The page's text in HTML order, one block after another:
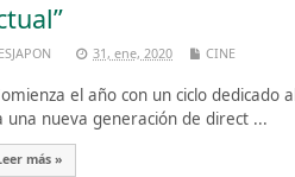
31, ene, 2020 CINE
el año con un ciclo dedicado
una nueva generación de direct ...
más »